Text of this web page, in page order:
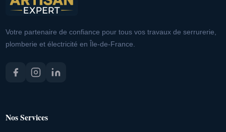
Votre partenaire de confiance pour tous vos travaux de serrurerie,
plomberie et électricité en Île-de-France.
Nos Services